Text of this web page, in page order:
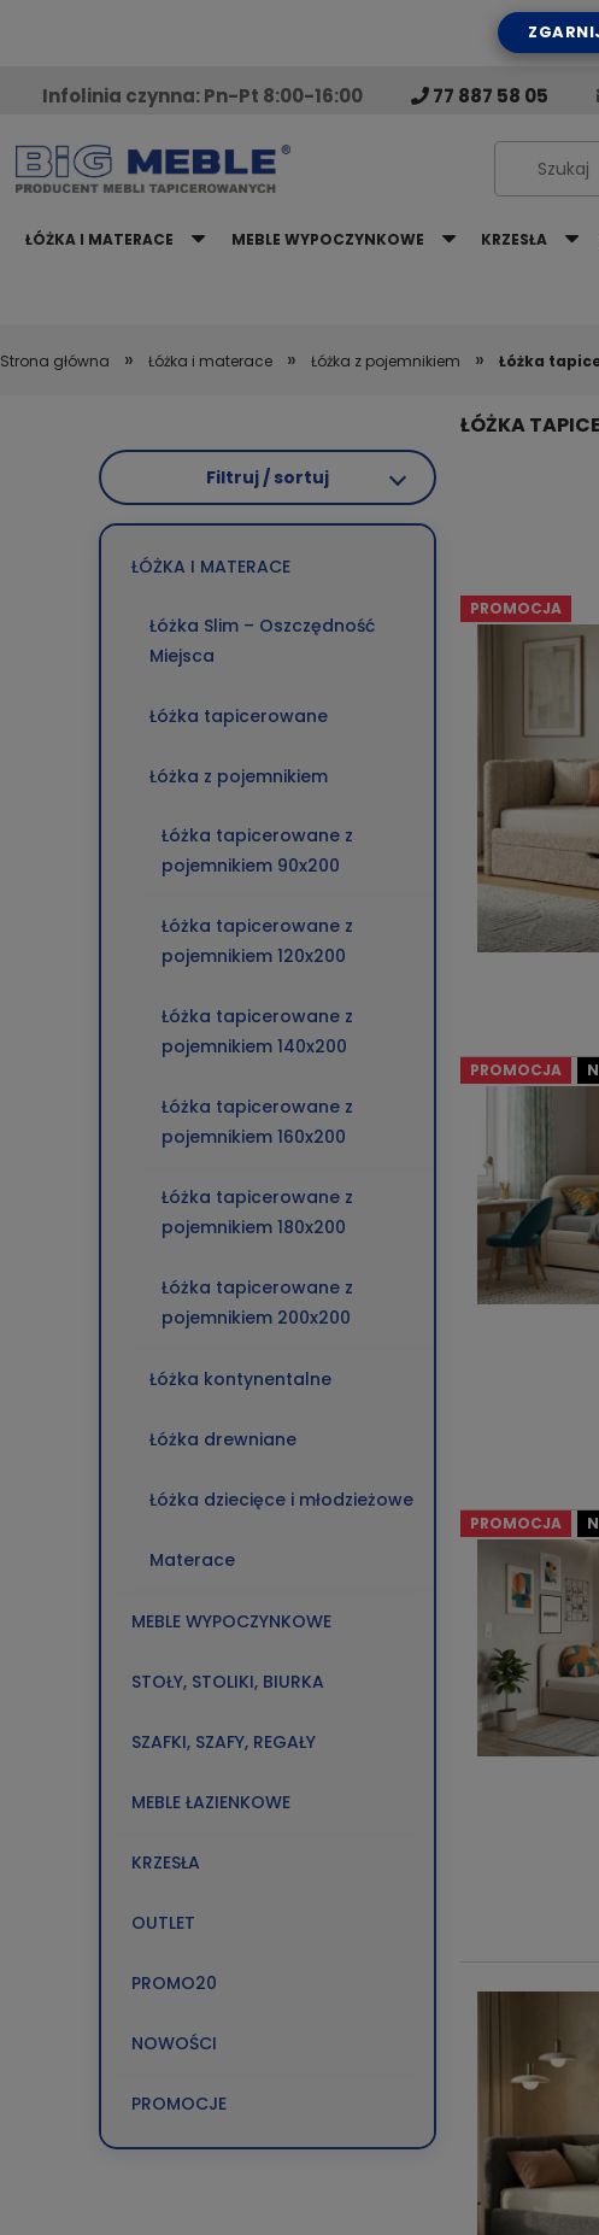
Infolinia czynna: Pn-Pt 8:00-16:00 77 887 58 05
ŁÓŻKA I MATERACE MEBLE WYPOCZYNKOWE KRZESŁA
Strona główna » Łóżka i materace » Łóżka z pojemnikiem » Łóżka
Filtruj / sortuj
ŁÓŻKA I MATERACE
Łóżka Slim – Oszczędność
Miejsca
Łóżka tapicerowane
Łóżka z pojemnikiem
Łóżka tapicerowane z
pojemnikiem 90x200
Łóżka tapicerowane z
pojemnikiem 120x200
Łóżka tapicerowane z
pojemnikiem 140x200
Łóżka tapicerowane z
pojemnikiem 160x200
Łóżka tapicerowane z
pojemnikiem 180x200
Łóżka tapicerowane z
pojemnikiem 200x200
Łóżka kontynentalne
Łóżka drewniane
Łóżka dziecięce i młodzieżowe
Materace
MEBLE WYPOCZYNKOWE
STOŁY, STOLIKI, BIURKA
SZAFKI, SZAFY, REGAŁY
MEBLE ŁAZIENKOWE
KRZESŁA
OUTLET
PROMO20
NOWOŚCI
PROMOCJE
ŁÓŻKA
PROMOCJA
PROMOCJA
PROMOCJA